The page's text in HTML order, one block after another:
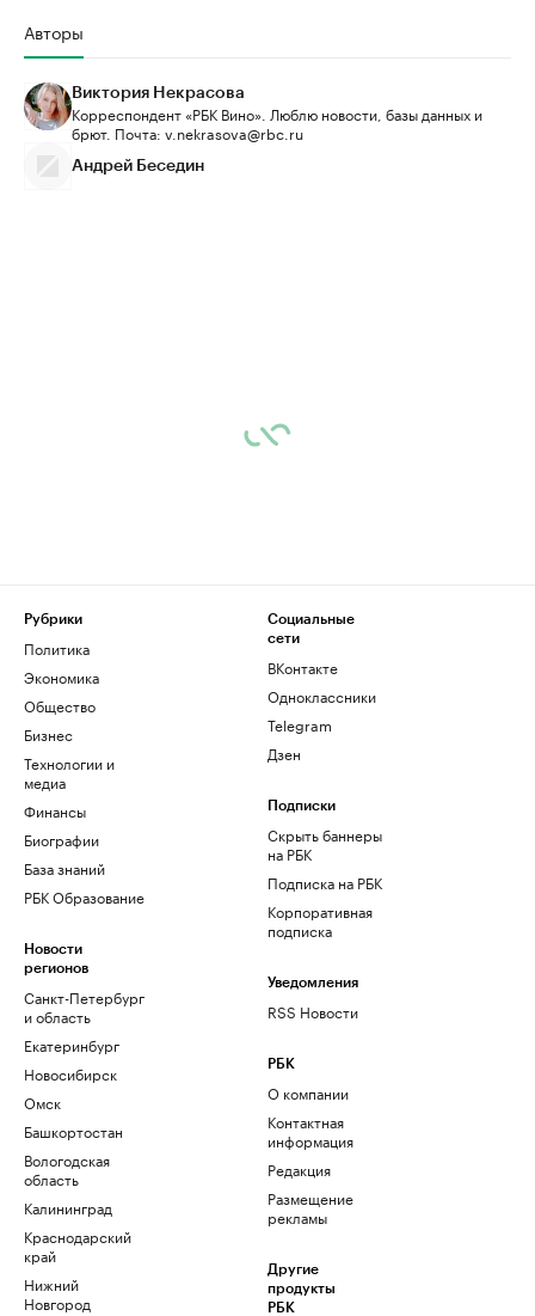
Авторы
Виктория Некрасова
Корреспондент «РБК Вино». Люблю новости, базы данных и
брют. Почта: v.nekrasova@rbc.ru
Андрей Беседин
Рубрики
Политика
Экономика
Общество
Бизнес
Технологии и
медиа
Финансы
Биографии
База знаний
РБК Образование
Новости
регионов
Санкт-Петербург
и область
Екатеринбург
Новосибирск
Омск
Башкортостан
Вологодская
область
Калининград
Краснодарский
край
Нижний
Новгород
Социальные
сети
ВКонтакте
Одноклассники
Telegram
Дзен
Подписки
Скрыть баннеры
на РБК
Подписка на РБК
Корпоративная
подписка
Уведомления
RSS Новости
РБК
О компании
Контактная
информация
Редакция
Размещение
рекламы
Другие
продукты
РБК